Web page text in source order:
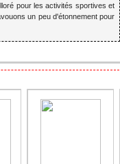
pour les activités sportives et
un peu d'étonnement pour